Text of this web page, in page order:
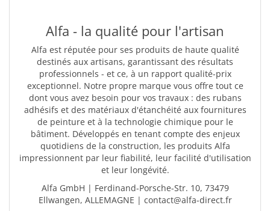
Alfa - la qualité pour l'artisan
Alfa est réputée pour ses produits de haute qualité
destinés aux artisans, garantissant des résultats
professionnels - et ce, à un rapport qualité-prix
exceptionnel. Notre propre marque vous offre tout ce
dont vous avez besoin pour vos travaux : des rubans
adhésifs et des matériaux d'étanchéité aux fournitures
de peinture et à la technologie chimique pour le
bâtiment. Développés en tenant compte des enjeux
quotidiens de la construction, les produits Alfa
impressionnent par leur fiabilité, leur facilité d'utilisation
et leur longévité.
Alfa GmbH | Ferdinand-Porsche-Str. 10, 73479
Ellwangen, ALLEMAGNE | contact@alfa-direct.fr